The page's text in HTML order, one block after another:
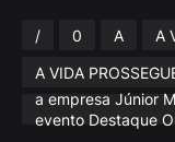
/ 0 A
A
A VIDA
a empresa Júnior
evento Destaque